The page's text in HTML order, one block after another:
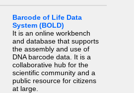
Barcode of Life Data
System (BOLD)
It is an online workbench
and database that supports
the assembly and use of
DNA barcode data. It is a
collaborative hub for the
scientific community and a
public resource for citizens
at large.